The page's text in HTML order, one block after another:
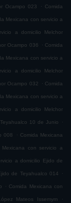
Ocampo 023 . Comida
Mexicana con servicio a
a domicilio Melchor
Ocampo 036 . Comida
Mexicana con servicio a
a domicilio Melchor
Ocampo 032 . Comida
Mexicana con servicio a
a domicilio Melchor
10 de Junio .
008 . Comida Mexicana
Mexicana con servicio a
a domicilio Ejido de
de Teyahualco 014 .
. Comida Mexicana con
Mateos Issemym .